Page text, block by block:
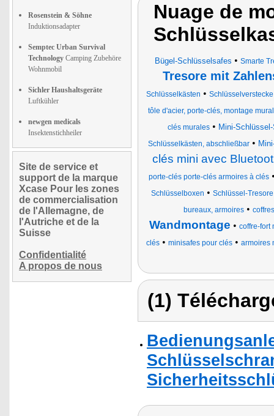
Rosenstein & Söhne
Induktionsadapter
Semptec Urban Survival
Technology Camping Zubehöre
Wohnmobil
Sichler Haushaltsgeräte
Luftkühler
newgen medicals
Insektenstichheiler
Site de service et
support de la marque
Xcase Pour les zones
de commercialisation
de l'Allemagne, de
l'Autriche et de la
Suisse
Confidentialité
A propos de nous
Nuage de
Bügel-Schlüsselsafes • Smarte
Tresore mit
Schlüsselkästen • Schlüsselverstecke
tôle d'acier, porte-clés, montage
clés murales • Mini-
Schlüsselkästen, abschließbar•
clés mini avec
porte-clés porte-clés armoires à clés
Schlüsselboxen • Schlüssel-Tresore
bureaux, armoires•
Wandmontage • coffre-fort
clés • minisafes pour clés • armoires
(1)